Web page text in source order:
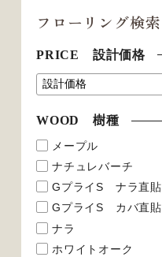
フローリング検索
PRICE 設計価格
WOOD 樹種
メープル
ナチュレバーチ
GプライS ナラ直貼
GプライS カバ直貼
ナラ
ホワイトオーク